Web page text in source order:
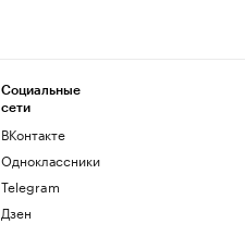
Социальные
сети
ВКонтакте
Одноклассники
Telegram
Дзен